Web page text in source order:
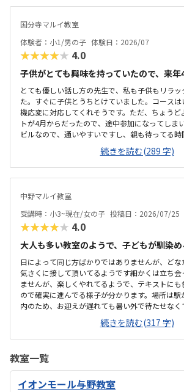
国分寺マルイ教室
体験者：小1/男の子 体験日：2026/07
★★★★★ 4.0
子供がとても興味を持っていたので、来年
とても優しい話し方の先生で、私も子供もリラ
た。すぐに子供とうちとけていました。コース
機応変に対応してくれそうです。ただ、ちょうど
トが4月からだったので、途中参加になってしま
ビルなので、通いやすいですし、親も待ってる
さそうです。少し狭いですが、清潔感があって綺
なさん集中してもくもくと学んでいました。他の
も体験に行きましたが、他よりもお安かったの
先生が優しそうで、安心して子供を預けられそ
続きを読む(289 字)
中野マルイ教室
受講時：小3~現在/女の子 投稿日：2026/07/25
★★★★★ 4.0
大人も多い教室のようで、子どもが馴染
日によって同じ方ばかりではありませんが、どな
気さくに接して頂いてるようです細かくは立ち会
ませんが、楽しくやれてるようで、テキストに
ので確実に進んでる様子が分かります。場所は
内のため、お迎えが遅れても暑い外で待たせな
す。大人の方も多く通われてる教室ですが、教室
雰囲気もよい教室で安心して通わされます。他の
把握してませんが、個人的には小学生の習い事
れたよです。親切に接して下さっているのが伝わ
ん特にありません
続きを読む(317 字)
教室一覧
イオンモール与野教室